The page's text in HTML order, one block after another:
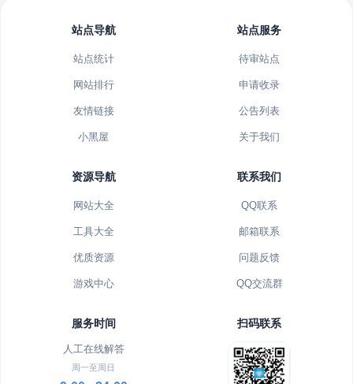
站点导航
站点统计
网站排行
友情链接
小黑屋
站点服务
待审站点
申请收录
公告列表
关于我们
资源导航
网站大全
工具大全
优质资源
游戏中心
联系我们
QQ联系
邮箱联系
问题反馈
QQ交流群
服务时间
人工在线解答
周一至周日
扫码联系